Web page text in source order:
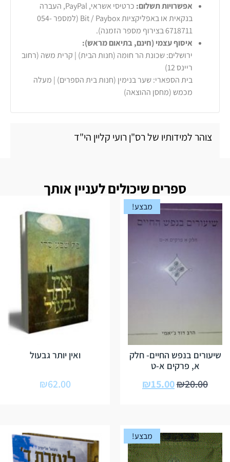
אפשרויות תשלום:
כרטיסי אשראי, PayPal, העברה
בנקאית או באפליקציות Bit / Paybox (למספר 054-
6718711 בצירוף מספר הזמנה).
איסוף עצמי (חינם, בתיאום מראש):
ירושלים: שכונת הר חומה (חנות הבית) | קרית משה (רחוב
ריינס 12)
בית הספארי: שער בנימין (חנות בית הספרים) | מעלה
מכמש (מחסן ההוצאה)
צוהר למידותיו של רס"ן רועי קליין הי"ד
ספרים שיכולים לעניין אותך
מבצע!
שיעורים בנפש החיים- חלק
א, פרקים א-ט
₪20.00
₪15.00
ואין יותר גבעול
₪62.00
מבצע!